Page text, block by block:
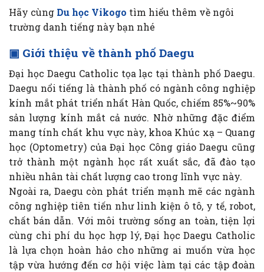
Hãy cùng Du học Vikogo tìm hiểu thêm về ngôi
trường danh tiếng này bạn nhé
▣ Giới thiệu về thành phố Daegu
Đại học Daegu Catholic tọa lạc tại thành phố Daegu.
Daegu nổi tiếng là thành phố có ngành công nghiệp
kính mắt phát triển nhất Hàn Quốc, chiếm 85%~90%
sản lượng kính mắt cả nước. Nhờ những đặc điểm
mang tính chất khu vực này, khoa Khúc xạ – Quang
học (Optometry) của Đại học Công giáo Daegu cũng
trở thành một ngành học rất xuất sắc, đã đào tạo
nhiều nhân tài chất lượng cao trong lĩnh vực này.
Ngoài ra, Daegu còn phát triển mạnh mẽ các ngành
công nghiệp tiên tiến như linh kiện ô tô, y tế, robot,
chất bán dẫn. Với môi trường sống an toàn, tiện lợi
cùng chi phí du học hợp lý, Đại học Daegu Catholic
là lựa chọn hoàn hảo cho những ai muốn vừa học
tập vừa hướng đến cơ hội việc làm tại các tập đoàn